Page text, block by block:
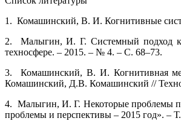
1. Комашинский, В. И. Когнитивные
2. Малыгин, И. Г. Системный подход
техносфере. – 2015. – № 4. – С. 68–73.
3. Комашинский, В. И. Когнитивная
Комашинский, Д.В. Комашинский //
4. Малыгин, И. Г. Некоторые проблемы
проблемы и перспективы – 2015 год». –